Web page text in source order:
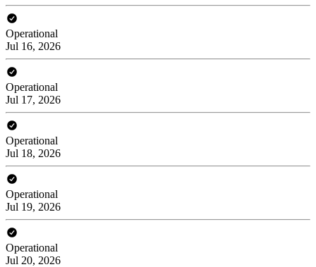
Operational
Jul 16, 2026
Operational
Jul 17, 2026
Operational
Jul 18, 2026
Operational
Jul 19, 2026
Operational
Jul 20, 2026